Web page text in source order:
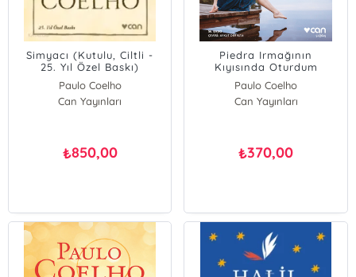
Simyacı (Kutulu, Ciltli -
25. Yıl Özel Baskı)
Paulo Coelho
Can Yayınları
₺850,00
Piedra Irmağının
Kıyısında Oturdum
Ağladım
Paulo Coelho
Can Yayınları
₺370,00